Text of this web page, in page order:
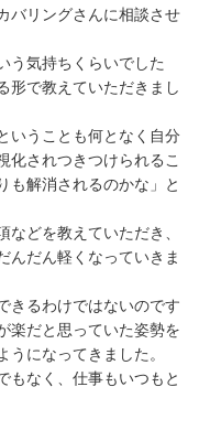
バリングさんに相談させ
う気持ちくらいでした
形で教えていただきまし
いうことも何となく自分
化されつきつけられるこ
も解消されるのかな」と
どを教えていただき、
んだん軽くなっていきま
きるわけではないのです
楽だと思っていた姿勢を
になってきました。
もなく、仕事もいつもと